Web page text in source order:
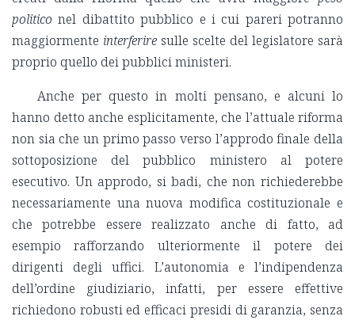
politiconel dibattito pubblico e i cui pareri potranno
maggiormente interferire sulle scelte del legislatore sarà
proprio quello dei pubblici ministeri.
Anche per questo in molti pensano, e alcuni lo
hanno detto anche esplicitamente, che l’attuale riforma
non sia che un primo passo verso l’approdo finale della
sottoposizione del pubblico ministero al potere
esecutivo. Un approdo, si badi, che non richiederebbe
necessariamente una nuova modifica costituzionale e
che potrebbe essere realizzato anche di fatto, ad
esempio rafforzando ulteriormente il potere dei
dirigenti degli uffici. L’autonomia e l’indipendenza
dell’ordine giudiziario, infatti, per essere effettive
richiedono robusti ed efficaci presidi di garanzia, senza